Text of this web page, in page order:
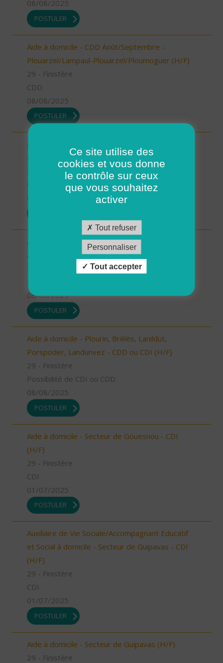
08/08/2025
POSTULER
Aide à domicile - CDD Août/Septembre -
Plouarzel/Lampaul-Plouarzel/Ploumoguer (H/F)
29 - Finistère
CDD
08/08/2025
POSTULER
Aide à domicile - CDD Août/Septembre - St
Renan (H/F)
29 - Finistère
Auxiliaire de vie sociale - Locmaria-Plouzané
/Plougonvlin/Le Conquet/Trébabu - CDI (H/F)
08/08/2025
POSTULER
Aide à domicile - Plourin, Brélès, Lanildut,
Porspoder, Landunvez - CDD ou CDI (H/F)
29 - Finistère
Possibilité de CDI ou CDD
08/08/2025
POSTULER
Aide à domicile - Secteur de Gouesnou - CDI
(H/F)
29 - Finistère
CDI
01/07/2025
POSTULER
Auxiliaire de Vie Sociale/Accompagnant Educatif
et Social à domicile - Secteur de Guipavas - CDI
(H/F)
29 - Finistère
CDI
01/07/2025
POSTULER
Aide à domicile - Secteur de Guipavas (H/F)
29 - Finistère
Ce site utilise des
cookies et vous donne
le contrôle sur ceux
que vous souhaitez
activer
Tout refuser
Personnaliser
Tout accepter